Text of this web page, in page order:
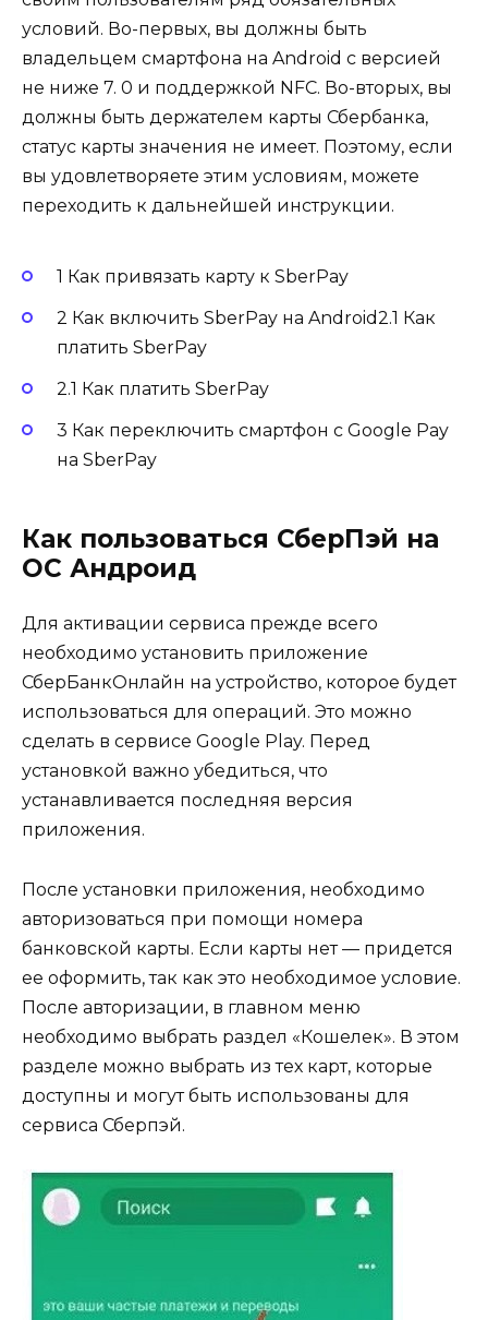
условий. Во-первых, вы должны быть
владельцем смартфона на Android с версией
не ниже 7. 0 и поддержкой NFC. Во-вторых, вы
должны быть держателем карты Сбербанка,
статус карты значения не имеет. Поэтому, если
вы удовлетворяете этим условиям, можете
переходить к дальнейшей инструкции.
1 Как привязать карту к SberPay
2 Как включить SberPay на Android2.1 Как
платить SberPay
2.1 Как платить SberPay
3 Как переключить смартфон с Google Pay
на SberPay
Как пользоваться СберПэй на
ОС Андроид
Для активации сервиса прежде всего
необходимо установить приложение
СберБанкОнлайн на устройство, которое будет
использоваться для операций. Это можно
сделать в сервисе Google Play. Перед
установкой важно убедиться, что
устанавливается последняя версия
приложения.
После установки приложения, необходимо
авторизоваться при помощи номера
банковской карты. Если карты нет — придется
ее оформить, так как это необходимое условие.
После авторизации, в главном меню
необходимо выбрать раздел «Кошелек». В этом
разделе можно выбрать из тех карт, которые
доступны и могут быть использованы для
сервиса Сберпэй.